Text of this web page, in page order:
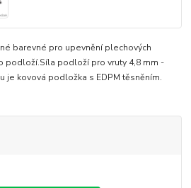
barevné pro upevnění plechových
podloží.Síla podloží pro vruty 4,8 mm -
je kovová podložka s EDPM těsněním.